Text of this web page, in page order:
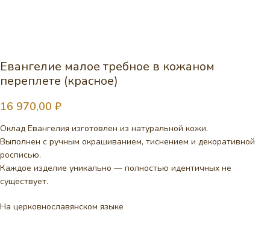
Евангелие малое требное в кожаном
переплете (красное)
16 970,00 ₽
Оклад Евангелия изготовлен из натуральной кожи.
Выполнен с ручным окрашиванием, тиснением и декоративной
росписью.
Каждое изделие уникально — полностью идентичных не
существует.
На церковнославянском языке